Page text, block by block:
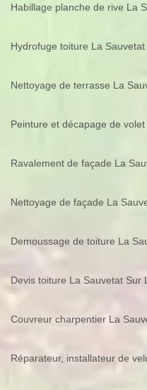
Habillage planche de rive La
Hydrofuge toiture La
Nettoyage de terrasse La
Peinture et décapage de
Ravalement de façade La
Nettoyage de façade La
Demoussage de toiture La
Devis toiture La Sauvetat Sur
Couvreur charpentier La
Réparateur, installateur de